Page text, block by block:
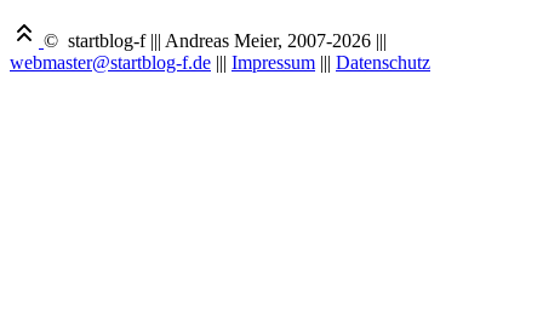
© startblog-f ||| Andreas Meier, 2007-2026 |||
webmaster@startblog-f.de ||| Impressum ||| Datenschutz